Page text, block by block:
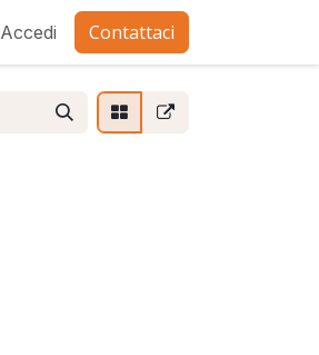
Accedi Contattaci